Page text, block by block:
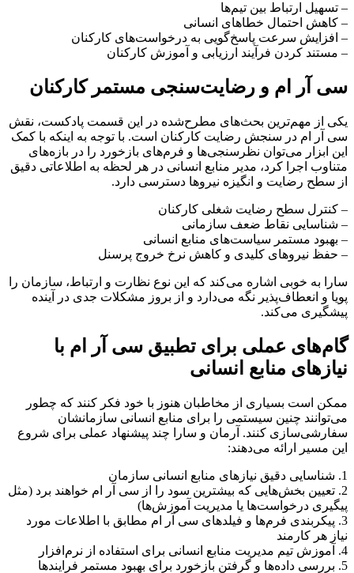
– تسهیل ارتباط بین تیم‌ها
– کاهش احتمال خطاهای انسانی
– افزایش سرعت پاسخ‌گویی به درخواست‌های کارکنان
– مستند کردن فرآیند ارزیابی و آموزش کارکنان
سی آر ام و رضایت‌سنجی مستمر کارکنان
یکی از مهم‌ترین بحث‌های مطرح‌شده در این قسمت پادکست، نقش
سی آر ام در سنجش رضایت کارکنان است. با توجه به اینکه با کمک
این ابزار می‌توان نظرسنجی‌ها و فرم‌های بازخورد را در بازه‌های
متناوب اجرا کرد، مدیر منابع انسانی در هر لحظه به اطلاعاتی دقیق
از سطح رضایت و انگیزه نیروها دسترسی دارد.
– کنترل سطح رضایت شغلی کارکنان
– شناسایی نقاط ضعف سازمانی
– بهبود مستمر سیاست‌های منابع انسانی
– حفظ نیروهای کلیدی و کاهش نرخ خروج پرسنل
سارا به خوبی اشاره می‌کند که این نوع نظارت و ارتباط، سازمان را
پویا و انعطاف‌پذیر نگه می‌دارد و از بروز مشکلات جدی در آینده
پیشگیری می‌کند.
گام‌های عملی برای تطبیق سی آر ام با
نیازهای منابع انسانی
ممکن است بسیاری از مخاطبان هنوز با خود فکر کنند که چطور
می‌توانند چنین سیستمی را برای منابع انسانی سازمانشان
سفارشی‌سازی کنند. آرمان و سارا چند پیشنهاد عملی برای شروع
این مسیر ارائه می‌دهند:
1. شناسایی دقیق نیازهای منابع انسانی سازمان
2. تعیین بخش‌هایی که بیشترین سود را از سی آر ام خواهند برد (مثل
پیگیری درخواست‌ها یا مدیریت آموزش‌ها)
3. پیکربندی فرم‌ها و فیلدهای سی آر ام مطابق با اطلاعات مورد
نیاز هر کارمند
4. آموزش تیم مدیریت منابع انسانی برای استفاده از نرم‌افزار
5. بررسی داده‌ها و گرفتن بازخورد برای بهبود مستمر فرایندها